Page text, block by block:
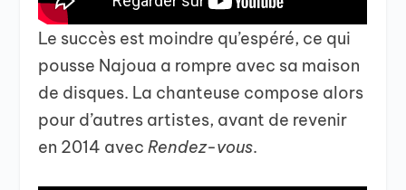
Le succès est moindre qu’espéré, ce qui
pousse Najoua a rompre avec sa maison
de disques. La chanteuse compose alors
pour d’autres artistes, avant de revenir
en 2014 avecRendez-vous.